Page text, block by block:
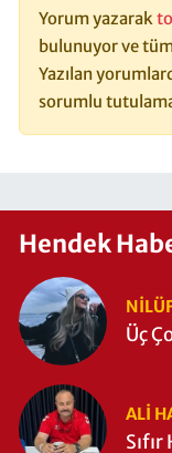
Yorum yazarak
bulunuyor ve
Yazılan
sorumlu
Hendek
Üç
ALI